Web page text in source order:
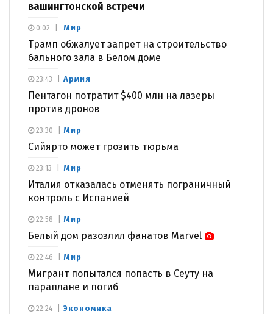
вашингтонской встречи
Мир
Трамп обжалует запрет на строительство
бального зала в Белом доме
0:02
Армия
Пентагон потратит $400 млн на лазеры
против дронов
23:43
Мир
Сийярто может грозить тюрьма
23:30
Мир
Италия отказалась отменять пограничный
контроль с Испанией
23:13
Мир
Белый дом разозлил фанатов Marvel
22:58
Мир
Мигрант попытался попасть в Сеуту на
параплане и погиб
22:46
Экономика
22:24